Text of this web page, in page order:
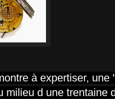
à expertiser, une
d une trentaine